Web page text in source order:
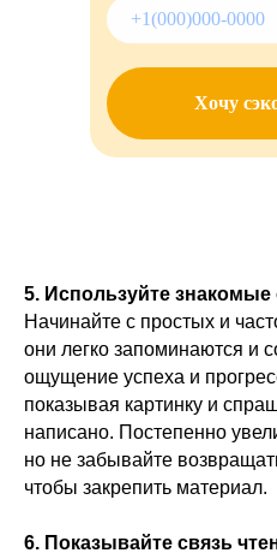
Хочу
5. Используйте знакомые
Начинайте с простых и
они легко запоминаются и
ощущение успеха и
показывая картинку и
написано. Постепенно
но не забывайте
чтобы закрепить материал.
6. Показывайте связь